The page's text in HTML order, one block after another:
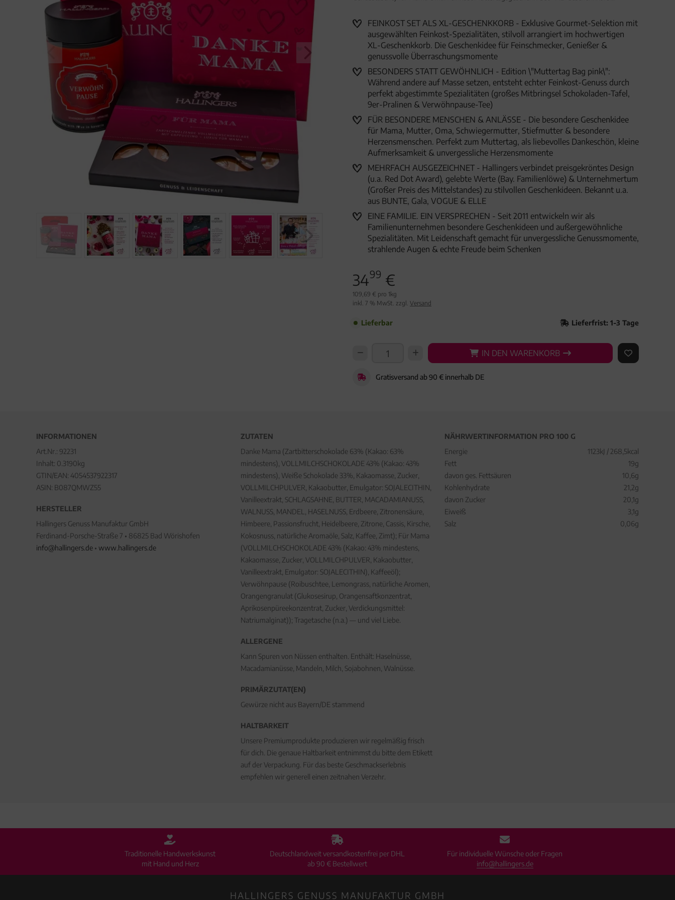
FEINKOST SET ALS XL-GESCHENKKORB - Exklusive Gourmet-Selektion mit
ausgewählten Feinkost-Spezialitäten, stilvoll arrangiert im hochwertigen
XL-Geschenkkorb. Die Geschenkidee für Feinschmecker, Genießer &
genussvolle Überraschungsmomente
BESONDERS STATT GEWÖHNLICH - Edition \"Muttertag Bag pink\":
Während andere auf Masse setzen, entsteht echter Feinkost-Genuss durch
perfekt abgestimmte Spezialitäten (großes Mitbringsel Schokoladen-Tafel,
9er-Pralinen & Verwöhnpause-Tee)
FÜR BESONDERE MENSCHEN & ANLÄSSE - Die besondere Geschenkidee
für Mama, Mutter, Oma, Schwiegermutter, Stiefmutter & besondere
Herzensmenschen. Perfekt zum Muttertag, als liebevolles Dankeschön, kleine
Aufmerksamkeit & unvergessliche Herzensmomente
MEHRFACH AUSGEZEICHNET - Hallingers verbindet preisgekröntes Design
(u.a. Red Dot Award), gelebte Werte (Bay. Familienlöwe) & Unternehmertum
(Großer Preis des Mittelstandes) zu stilvollen Geschenkideen. Bekannt u.a.
aus BUNTE, Gala, VOGUE & ELLE
EINE FAMILIE. EIN VERSPRECHEN - Seit 2011 entwickeln wir als
Familienunternehmen besondere Geschenkideen und außergewöhnliche
Spezialitäten. Mit Leidenschaft gemacht für unvergessliche Genussmomente,
strahlende Augen & echte Freude beim Schenken
3499 €
109,69 € pro 1kg
inkl. 7 % MwSt. zzgl. Versand
Lieferbar Lieferfrist: 1-3 Tage
IN DEN WARENKORB
IN DEN WARENKORB AUF DEN
Gratisversand ab 90 € innerhalb DE
INFORMATIONEN
Art.Nr.: 92231
Inhalt: 0.3190kg
GTIN/EAN: 4054537922317
ASIN: B087QMWZ55
HERSTELLER
Hallingers Genuss Manufaktur GmbH
Ferdinand-Porsche-Straße 7 • 86825 Bad Wörishofen
info@hallingers.de • www.hallingers.de
ZUTATEN
Danke Mama (Zartbitterschokolade 63% (Kakao: 63%
mindestens), VOLLMILCHSCHOKOLADE 43% (Kakao: 43%
mindestens), Weiße Schokolade 33%, Kakaomasse, Zucker,
VOLLMILCHPULVER, Kakaobutter, Emulgator: SOJALECITHIN,
Vanilleextrakt, SCHLAGSAHNE, BUTTER, MACADAMIANUSS,
WALNUSS, MANDEL, HASELNUSS, Erdbeere, Zitronensäure,
Himbeere, Passionsfrucht, Heidelbeere, Zitrone, Cassis, Kirsche,
Kokosnuss, natürliche Aromaöle, Salz, Kaffee, Zimt); Für Mama
(VOLLMILCHSCHOKOLADE 43% (Kakao: 43% mindestens,
Kakaomasse, Zucker, VOLLMILCHPULVER, Kakaobutter,
Vanilleextrakt, Emulgator: SOJALECITHIN), Kaffeeöl);
Verwöhnpause (Roibuschtee, Lemongrass, natürliche Aromen,
Orangengranulat (Glukosesirup, Orangensaftkonzentrat,
Aprikosenpüreekonzentrat, Zucker, Verdickungsmittel:
Natriumalginat)); Tragetasche (n.a.) — und viel Liebe.
ALLERGENE
Kann Spuren von Nüssen enthalten. Enthält: Haselnüsse,
Macadamianüsse, Mandeln, Milch, Sojabohnen, Walnüsse.
PRIMÄRZUTAT(EN)
Gewürze nicht aus Bayern/DE stammend
HALTBARKEIT
Unsere Premiumprodukte produzieren wir regelmäßig frisch
für dich. Die genaue Haltbarkeit entnimmst du bitte dem Etikett
auf der Verpackung. Für das beste Geschmackserlebnis
empfehlen wir generell einen zeitnahen Verzehr.
NÄHRWERTINFORMATION PRO 100 G
Energie
1123kJ / 268,5kcal
Fett
19g
davon ges. Fettsäuren
10,6g
Kohlenhydrate
21,2g
davon Zucker
20,1g
Eiweiß
3,1g
Salz
0,06g
Traditionelle Handwerkskunst
mit Hand und Herz
Deutschlandweit versandkostenfrei per DHL
ab 90 € Bestellwert
Für individuelle Wünsche oder Fragen
info@hallingers.de
HALLINGERS GENUSS MANUFAKTUR GMBH